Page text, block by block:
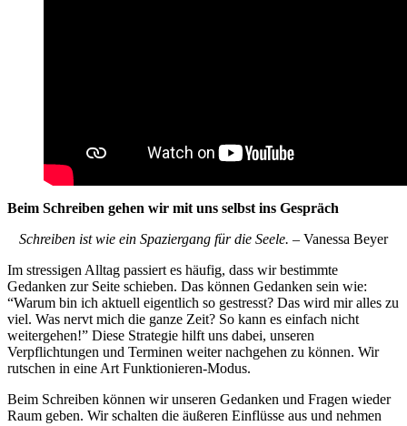
Beim Schreiben gehen wir mit uns selbst ins Gespräch
Schreiben ist wie ein Spaziergang für die Seele. – Vanessa Beyer
Im stressigen Alltag passiert es häufig, dass wir bestimmte
Gedanken zur Seite schieben. Das können Gedanken sein wie:
“Warum bin ich aktuell eigentlich so gestresst? Das wird mir alles zu
viel. Was nervt mich die ganze Zeit? So kann es einfach nicht
weitergehen!” Diese Strategie hilft uns dabei, unseren
Verpflichtungen und Terminen weiter nachgehen zu können. Wir
rutschen in eine Art Funktionieren-Modus.
Beim Schreiben können wir unseren Gedanken und Fragen wieder
Raum geben. Wir schalten die äußeren Einflüsse aus und nehmen